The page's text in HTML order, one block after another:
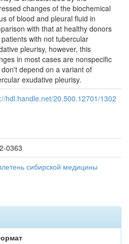
changes of the biochemical
of blood and pleural fluid in
with that at healthy donors
with not tubercular
pleurisy, however, this
in most cases are nonspecific
depend on a variant of
exudative pleurisy.
hdl.handle.net/20.500.12701/1302
0363
сибирской медицины